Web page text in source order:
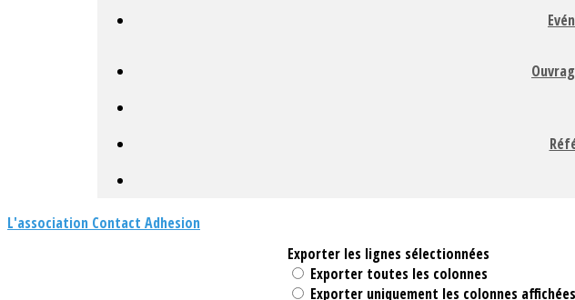
L'association Contact Adhesion